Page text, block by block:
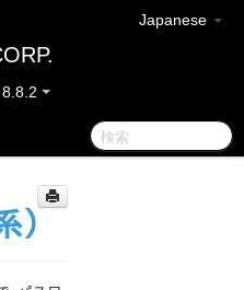
Japanese
for Windows
）